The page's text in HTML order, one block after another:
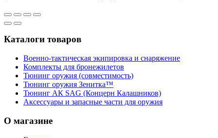
Каталоги товаров
Военно-тактическая экипировка и снаряжение
Комплекты для бронежилетов
Тюнинг оружия (совместимость)
Тюнинг оружия Зенитка™
Тюнинг АК SAG (Концерн Калашников)
Аксессуары и запасные части для оружия
О магазине